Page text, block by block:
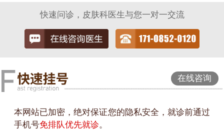
快速问诊，皮肤科医生与您一对一交流
在线咨询
本网站已加密，绝对保证您的隐私安全，就诊前通过
手机号免排队优先就诊。